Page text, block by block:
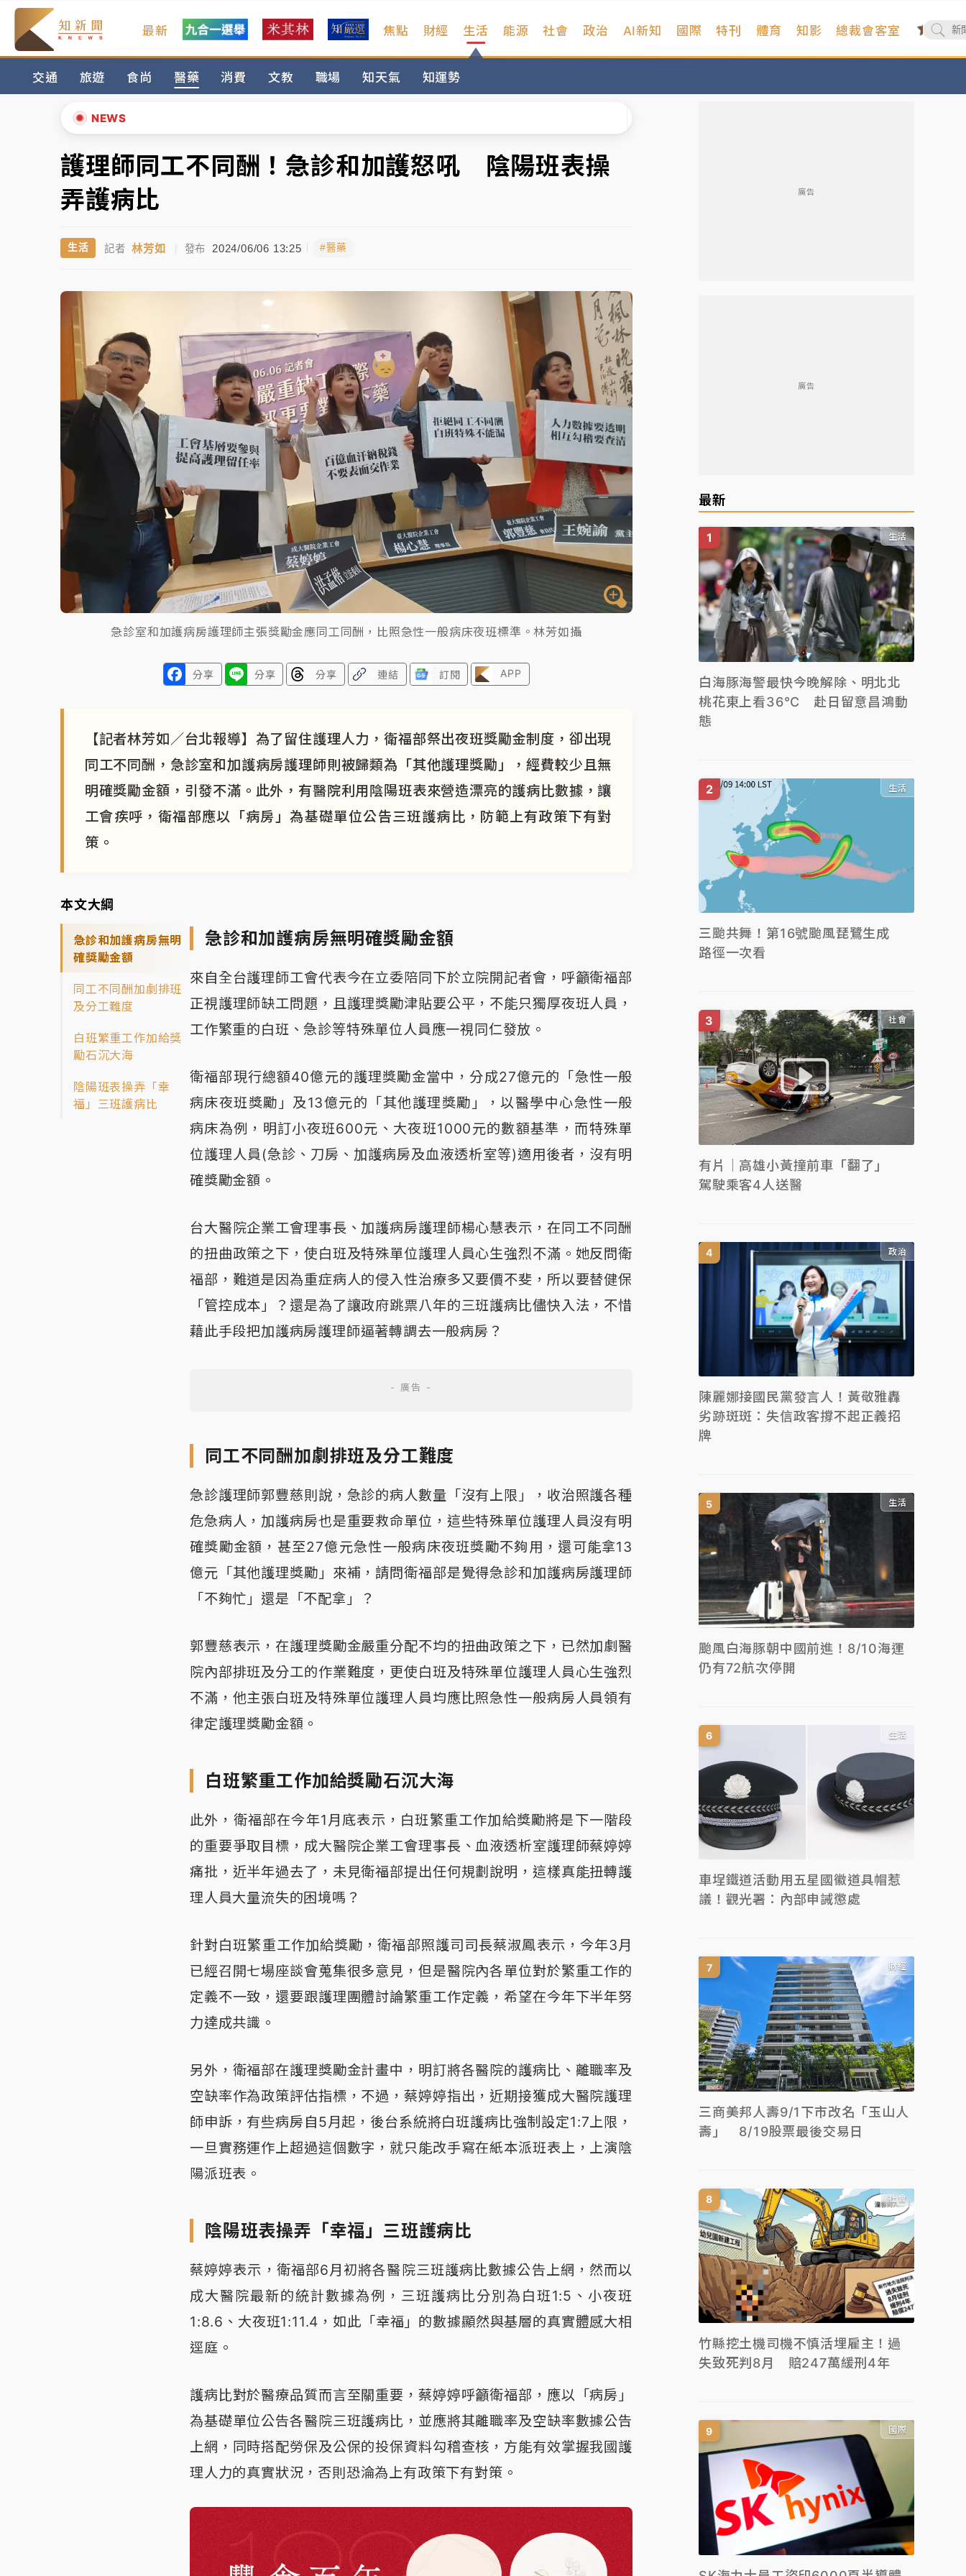
最新 焦點 財經 生活
交通 旅遊 食尚 醫藥 消費 文教 職場 知天氣 知運勢
能源 社會 政治 AI新知 國際 特刊 體育 知影 總裁會客室
NEWS
日職｜ 林安可狀態正好卻因左膝疼痛下二軍 日媒感嘆「好事多磨」
韓股最壞時期已過？大摩估去槓桿完成逾半 波動率降至2個月低
「白海豚」雨炸新北！通報109件災情 侯友宜揭這類災損最多
白海豚挾豪雨狂炸新北！時雨量破百毫米 水塔、雨棚砸落毀車
日職｜ 林安可狀態正好卻因左膝疼痛下二軍 日媒感嘆「好事多磨」
「白海豚」雨炸新北！通報109件災情 侯友宜揭這類災損最多
白海豚挾豪雨狂炸新北！時雨量破百毫米 水塔、雨棚砸落毀車
▲
▼
護理師同工不同酬！急診和加護怒吼 陰陽班表操
弄護病比
生活 記者 林芳如 | 發布 2024/06/06 13:25 #醫藥
急診室和加護病房護理師主張獎勵金應同工同酬，比照急性一般病床夜班標準。林芳如攝
分享 分享 分享 連結 訂閱 APP
【記者林芳如／台北報導】為了留住護理人力，衛福部祭出夜班獎勵金制度，卻出現
同工不同酬，急診室和加護病房護理師則被歸類為「其他護理獎勵」，經費較少且無
明確獎勵金額，引發不滿。此外，有醫院利用陰陽班表來營造漂亮的護病比數據，讓
工會疾呼，衛福部應以「病房」為基礎單位公告三班護病比，防範上有政策下有對
策。
本文大綱
急診和加護病房無明
確獎勵金額
同工不同酬加劇排班
及分工難度
白班繁重工作加給獎
勵石沉大海
陰陽班表操弄「幸
福」三班護病比
急診和加護病房無明確獎勵金額
來自全台護理師工會代表今在立委陪同下於立院開記者會，呼籲衛福部
正視護理師缺工問題，且護理獎勵津貼要公平，不能只獨厚夜班人員，
工作繁重的白班、急診等特殊單位人員應一視同仁發放。
衛福部現行總額40億元的護理獎勵金當中，分成27億元的「急性一般
病床夜班獎勵」及13億元的「其他護理獎勵」，以醫學中心急性一般
病床為例，明訂小夜班600元、大夜班1000元的數額基準，而特殊單
位護理人員(急診、刀房、加護病房及血液透析室等)適用後者，沒有明
確獎勵金額。
台大醫院企業工會理事長、加護病房護理師楊心慧表示，在同工不同酬
的扭曲政策之下，使白班及特殊單位護理人員心生強烈不滿。她反問衛
福部，難道是因為重症病人的侵入性治療多又要價不斐，所以要替健保
「管控成本」？還是為了讓政府跳票八年的三班護病比儘快入法，不惜
藉此手段把加護病房護理師逼著轉調去一般病房？
同工不同酬加劇排班及分工難度
急診護理師郭豐慈則說，急診的病人數量「沒有上限」，收治照護各種
危急病人，加護病房也是重要救命單位，這些特殊單位護理人員沒有明
確獎勵金額，甚至27億元急性一般病床夜班獎勵不夠用，還可能拿13
億元「其他護理獎勵」來補，請問衛福部是覺得急診和加護病房護理師
「不夠忙」還是「不配拿」？
郭豐慈表示，在護理獎勵金嚴重分配不均的扭曲政策之下，已然加劇醫
院內部排班及分工的作業難度，更使白班及特殊單位護理人員心生強烈
不滿，他主張白班及特殊單位護理人員均應比照急性一般病房人員領有
律定護理獎勵金額。
白班繁重工作加給獎勵石沉大海
此外，衛福部在今年1月底表示，白班繁重工作加給獎勵將是下一階段
的重要爭取目標，成大醫院企業工會理事長、血液透析室護理師蔡婷婷
痛批，近半年過去了，未見衛福部提出任何規劃說明，這樣真能扭轉護
理人員大量流失的困境嗎？
針對白班繁重工作加給獎勵，衛福部照護司司長蔡淑鳳表示，今年3月
已經召開七場座談會蒐集很多意見，但是醫院內各單位對於繁重工作的
定義不一致，還要跟護理團體討論繁重工作定義，希望在今年下半年努
力達成共識。
另外，衛福部在護理獎勵金計畫中，明訂將各醫院的護病比、離職率及
空缺率作為政策評估指標，不過，蔡婷婷指出，近期接獲成大醫院護理
師申訴，有些病房自5月起，後台系統將白班護病比強制設定1:7上限，
一旦實務運作上超過這個數字，就只能改手寫在紙本派班表上，上演陰
陽派班表。
陰陽班表操弄「幸福」三班護病比
蔡婷婷表示，衛福部6月初將各醫院三班護病比數據公告上網，然而以
成大醫院最新的統計數據為例，三班護病比分別為白班1:5、小夜班
1:8.6、大夜班1:11.4，如此「幸福」的數據顯然與基層的真實體感大相
逕庭。
護病比對於醫療品質而言至關重要，蔡婷婷呼籲衛福部，應以「病房」
為基礎單位公告各醫院三班護病比，並應將其離職率及空缺率數據公告
上網，同時搭配勞保及公保的投保資料勾稽查核，方能有效掌握我國護
理人力的真實狀況，否則恐淪為上有政策下有對策。
廣告
廣告
最新
生活
白海豚海警最快今晚解除、明北北
桃花東上看36°C 赴日留意昌鴻動
態
生活
三颱共舞！第16號颱風琵鷺生成
路徑一次看
社會
有片｜高雄小黃撞前車「翻了」
駕駛乘客4人送醫
政治
陳麗娜接國民黨發言人！黃敬雅轟
劣跡斑斑：失信政客撐不起正義招
牌
生活
颱風白海豚朝中國前進！8/10海運
仍有72航次停開
生活
車埕鐵道活動用五星國徽道具帽惹
議！觀光署：內部申誡懲處
財經
三商美邦人壽9/1下市改名「玉山人
壽」 8/19股票最後交易日
社會
竹縣挖土機司機不慎活埋雇主！過
失致死判8月 賠247萬緩刑4年
國際